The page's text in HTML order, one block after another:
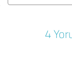
4